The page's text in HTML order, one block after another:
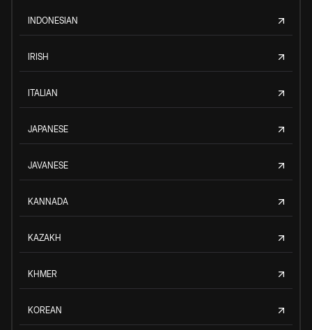
INDONESIAN
IRISH
ITALIAN
JAPANESE
JAVANESE
KANNADA
KAZAKH
KHMER
KOREAN